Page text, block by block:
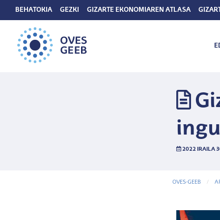
BEHATOKIA GEZKI GIZARTE EKONOMIAREN ATLASA
2022 IRAILA
OVES-GEEB